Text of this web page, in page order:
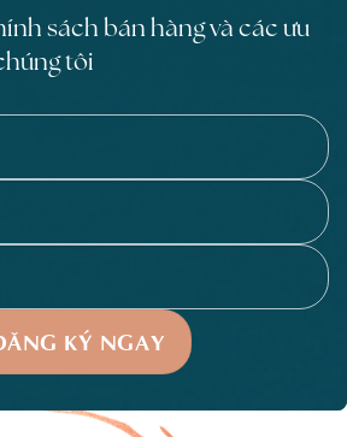
sách bán hàng và các ưu
tôi